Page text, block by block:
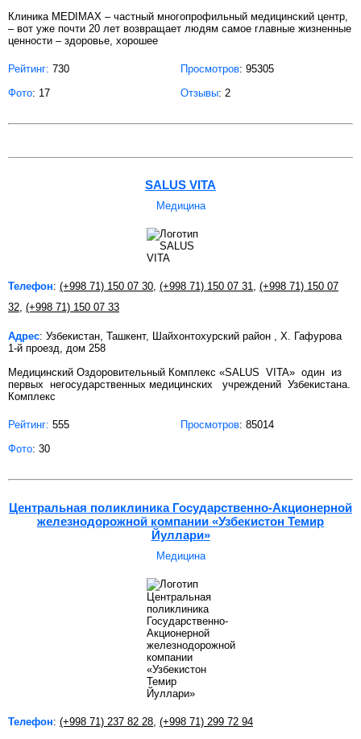
Клиника MEDIMAX – частный многопрофильный медицинский центр,
– вот уже почти 20 лет возвращает людям самое главные жизненные
ценности – здоровье, хорошее
Рейтинг: 730 Просмотров: 95305
Фото: 17 Отзывы: 2
SALUS VITA
Медицина
Телефон: (+998 71) 150 07 30, (+998 71) 150 07 31, (+998 71) 150 07
32, (+998 71) 150 07 33
Адрес: Узбекистан, Ташкент, Шайхонтохурский район , Х. Гафурова
1-й проезд, дом 258
Медицинский Оздоровительный Комплекс «SALUS VITA» один из
первых негосударственных медицинских учреждений Узбекистана.
Комплекс
Рейтинг: 555 Просмотров: 85014
Фото: 30
Центральная поликлиника Государственно-Акционерной
железнодорожной компании «Узбекистон Темир
Йуллари»
Медицина
Телефон: (+998 71) 237 82 28, (+998 71) 299 72 94